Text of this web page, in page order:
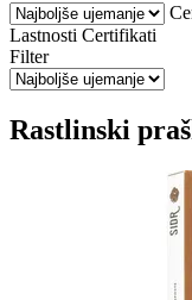
Lastnosti Certifikati
Filter
Rastlinski